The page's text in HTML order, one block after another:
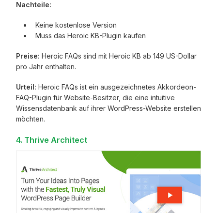
Nachteile:
Keine kostenlose Version
Muss das Heroic KB-Plugin kaufen
Preise: Heroic FAQs sind mit Heroic KB ab 149 US-Dollar
pro Jahr enthalten.
Urteil: Heroic FAQs ist ein ausgezeichnetes Akkordeon-
FAQ-Plugin für Website-Besitzer, die eine intuitive
Wissensdatenbank auf ihrer WordPress-Website erstellen
möchten.
4. Thrive Architect